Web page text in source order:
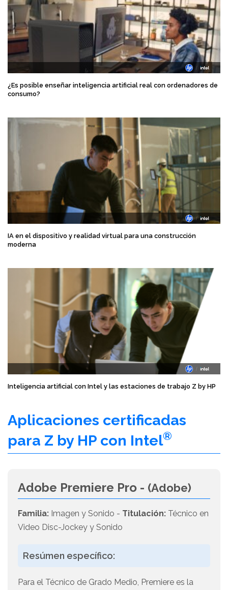
¿Es posible enseñar inteligencia artificial real con ordenadores de
consumo?
IA en el dispositivo y realidad virtual para una construcción
moderna
Inteligencia artificial con Intel y las estaciones de trabajo Z by HP
Aplicaciones certificadas
para Z by HP con Intel®
Adobe Premiere Pro - (Adobe)
Familia: Imagen y Sonido - Titulación: Técnico en
Video Disc-Jockey y Sonido
Resúmen específico:
Para el Técnico de Grado Medio, Premiere es la